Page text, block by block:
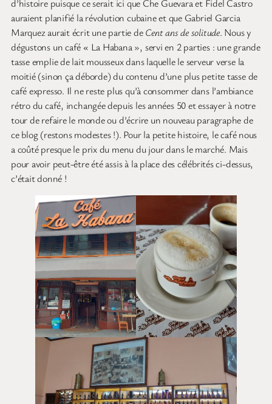
d’histoire puisque ce serait ici que Che Guevara et Fidel Castro
auraient planifié la révolution cubaine et que Gabriel Garcia
Marquez aurait écrit une partie deCent ans de solitude. Nous y
dégustons un café « La Habana », servi en 2 parties : une grande
tasse emplie de lait mousseux dans laquelle le serveur verse la
moitié (sinon ça déborde) du contenu d’une plus petite tasse de
café expresso. Il ne reste plus qu’à consommer dans l’ambiance
rétro du café, inchangée depuis les années 50 et essayer à notre
tour de refaire le monde ou d’écrire un nouveau paragraphe de
ce blog (restons modestes !). Pour la petite histoire, le café nous
a coûté presque le prix du menu du jour dans le marché. Mais
pour avoir peut-être été assis à la place des célébrités ci-dessus,
c’était donné !